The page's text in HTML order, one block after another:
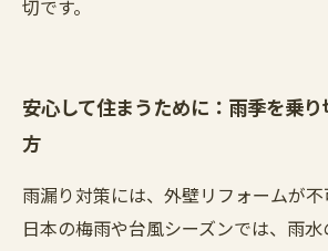
切です。
安心して住まうために：雨季を乗
方
雨漏り対策には、外壁リフォームが不
日本の梅雨や台風シーズンでは、雨